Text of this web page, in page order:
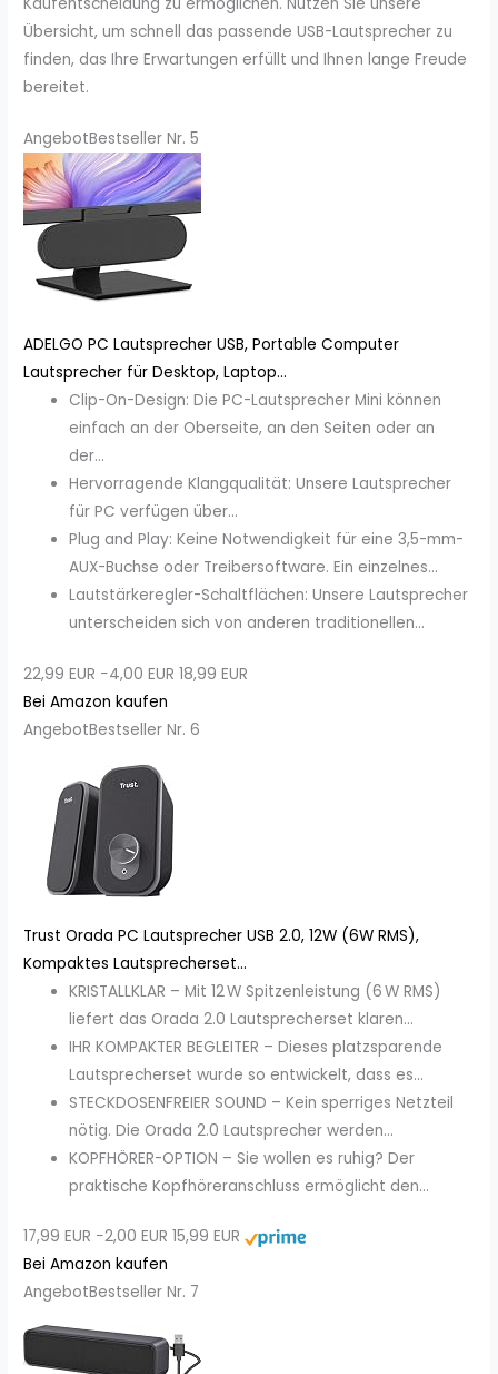
Übersicht, um schnell das passende USB-Lautsprecher zu
finden, das Ihre Erwartungen erfüllt und Ihnen lange Freude
bereitet.
AngebotBestseller Nr. 5
ADELGO PC Lautsprecher USB, Portable Computer
Lautsprecher für Desktop, Laptop...
Clip-On-Design: Die PC-Lautsprecher Mini können
einfach an der Oberseite, an den Seiten oder an
der...
Hervorragende Klangqualität: Unsere Lautsprecher
für PC verfügen über...
Plug and Play: Keine Notwendigkeit für eine 3,5-mm-
AUX-Buchse oder Treibersoftware. Ein einzelnes...
Lautstärkeregler-Schaltflächen: Unsere Lautsprecher
unterscheiden sich von anderen traditionellen...
22,99 EUR −4,00 EUR 18,99 EUR
Bei Amazon kaufen
AngebotBestseller Nr. 6
Trust Orada PC Lautsprecher USB 2.0, 12W (6W RMS),
Kompaktes Lautsprecherset...
KRISTALLKLAR – Mit 12 W Spitzenleistung (6 W RMS)
liefert das Orada 2.0 Lautsprecherset klaren...
IHR KOMPAKTER BEGLEITER – Dieses platzsparende
Lautsprecherset wurde so entwickelt, dass es...
STECKDOSENFREIER SOUND – Kein sperriges Netzteil
nötig. Die Orada 2.0 Lautsprecher werden...
KOPFHÖRER-OPTION – Sie wollen es ruhig? Der
praktische Kopfhöreranschluss ermöglicht den...
17,99 EUR −2,00 EUR 15,99 EUR
Bei Amazon kaufen
AngebotBestseller Nr. 7